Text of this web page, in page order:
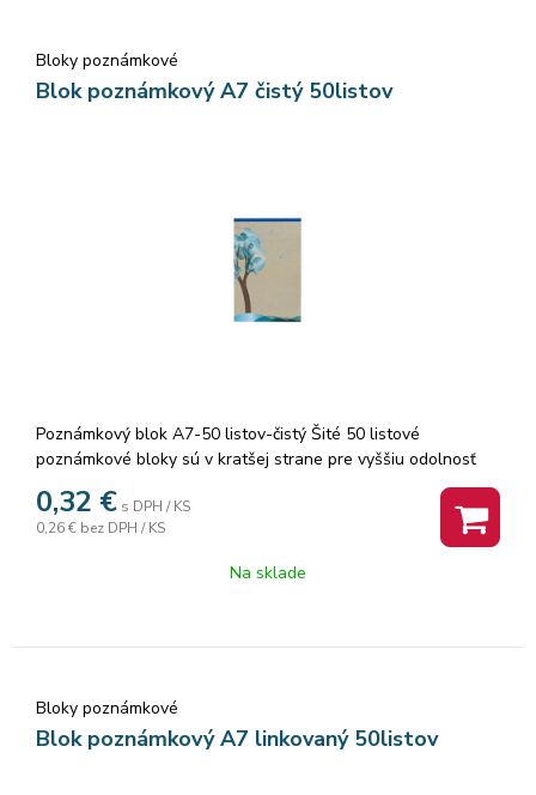
Bloky poznámkové
Blok poznámkový A7 čistý 50listov
Poznámkový blok A7-50 listov-čistý Šité 50 listové
poznámkové bloky sú v kratšej strane pre vyššiu odolnosť
recyklovaného papiera sú pre ľahšie a presné vytrhnutie
perforované. Balenie: 10 ks. Cena za 1 ks.
0,32 € s DPH / KS
0,26 € bez DPH / KS
Na sklade
Bloky poznámkové
Blok poznámkový A7 linkovaný 50listov